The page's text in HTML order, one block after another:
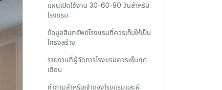
แผนเปิดใช้งาน 30-60-90 วันสำหรับ
โรงแรม
ข้อมูลสินทรัพย์โรงแรมที่ควรเก็บให้เป็น
โครงสร้าง
รายงานที่ผู้จัดการโรงแรมควรเห็นทุก
เดือน
คำถามสำหรับเจ้าของโรงแรมและผู้